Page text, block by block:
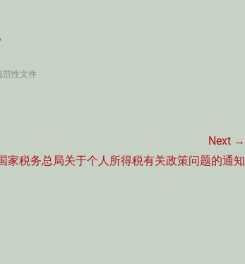
范性文件
Next →
家税务总局关于个人所得税有关政策问题的通知